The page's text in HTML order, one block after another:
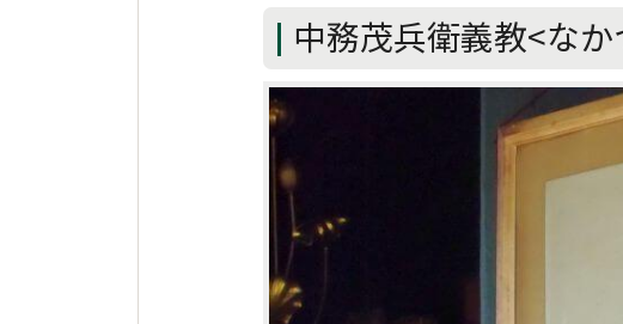
中務茂兵衛義教<な